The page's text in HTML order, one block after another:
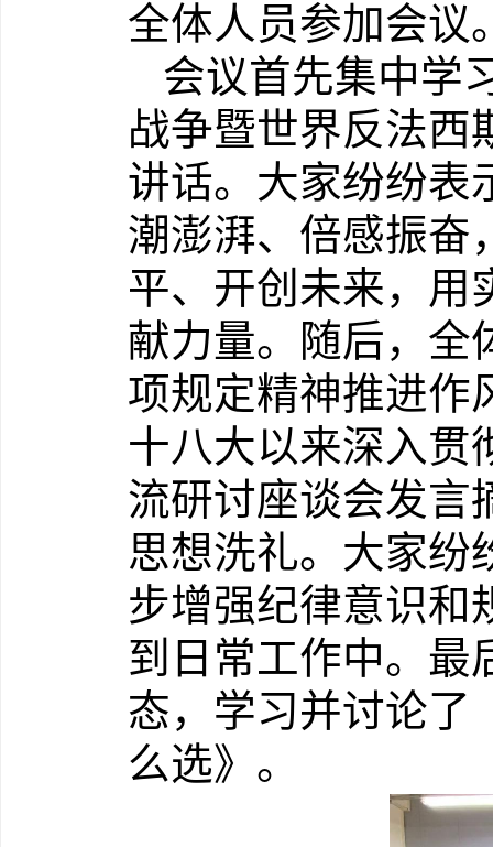
全体人员参加会议
会议首先集中学
战争暨世界反法西
讲话。大家纷纷表
潮澎湃、倍感振奋
平、开创未来，用
献力量。随后，全
项规定精神推进作
十八大以来深入贯
流研讨座谈会发言
思想洗礼。大家纷
步增强纪律意识和
到日常工作中。最
态，学习并讨论了
么选》。